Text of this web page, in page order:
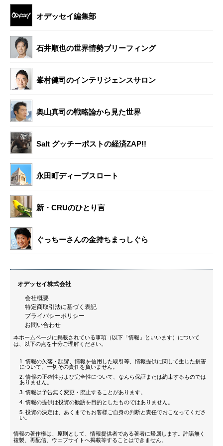
オデッセイ編集部
石井順也の世界情勢ブリーフィング
峯村健司のインテリジェンスサロン
奥山真司の戦略論から見た世界
Salt グッチーポストの経済ZAP!!
永田町ディープスロート
新・CRUのひとり言
ぐっちーさんの金持ちまっしぐら
オデッセイ株式会社
会社概要
特定商取引法に基づく表記
プライバシーポリシー
お問い合わせ
本ホームページに掲載されている事項（以下「情報」といいます）について
は、以下の点を十分ご理解ください。
情報の欠落・誤謬、情報を信用した取引等、情報提供に関して生じた損害
について、一切その責任を負いません。
情報の正確性および完全性について、なんら保証または約束するものでは
ありません。
情報は予告無く変更・廃止することがあります。
情報の提供は投資の勧誘を目的としたものではありません。
投資の決定は、あくまでもお客様ご自身の判断と責任でおこなってくださ
い。
情報の著作権は、原則として、情報提供者である著者に帰属します。許諾無く
複製、再配信、ウェブサイトへ掲載等することはできません。